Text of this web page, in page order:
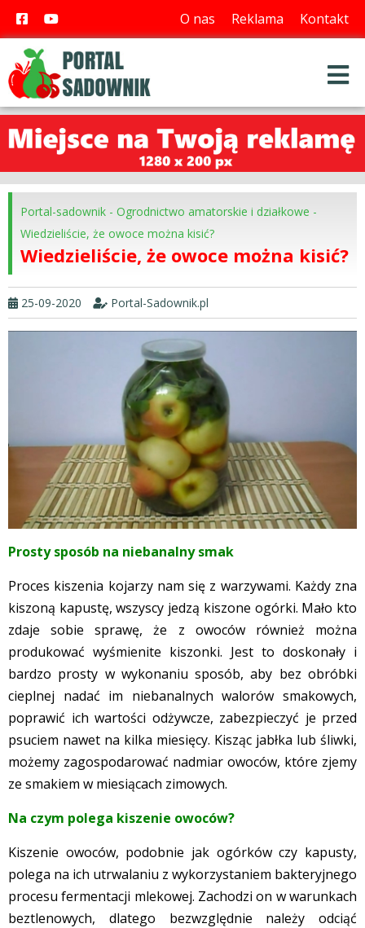
O nas Reklama Kontakt
Portal-sadownik - Ogrodnictwo amatorskie i działkowe -
Wiedzieliście, że owoce można kisić?
Wiedzieliście, że owoce można kisić?
25-09-2020 Portal-Sadownik.pl
Prosty sposób na niebanalny smak
Proces kiszenia kojarzy nam się z warzywami. Każdy zna
kiszoną kapustę, wszyscy jedzą kiszone ogórki. Mało kto
zdaje sobie sprawę, że z owoców również można
produkować wyśmienite kiszonki. Jest to doskonały i
bardzo prosty w wykonaniu sposób, aby bez obróbki
cieplnej nadać im niebanalnych walorów smakowych,
poprawić ich wartości odżywcze, zabezpieczyć je przed
psuciem nawet na kilka miesięcy. Kisząc jabłka lub śliwki,
możemy zagospodarować nadmiar owoców, które zjemy
ze smakiem w miesiącach zimowych.
Na czym polega kiszenie owoców?
Kiszenie owoców, podobnie jak ogórków czy kapusty,
polega na ich utrwalaniu z wykorzystaniem bakteryjnego
procesu fermentacji mlekowej. Zachodzi on w warunkach
beztlenowych, dlatego bezwzględnie należy odciąć